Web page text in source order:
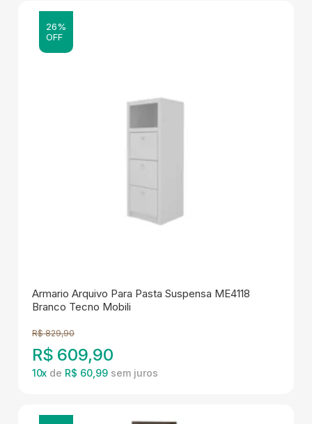
26%
OFF
Armario Arquivo Para Pasta Suspensa ME4118
Branco Tecno Mobili
R$ 829,90
R$ 609,90
10x de R$ 60,99